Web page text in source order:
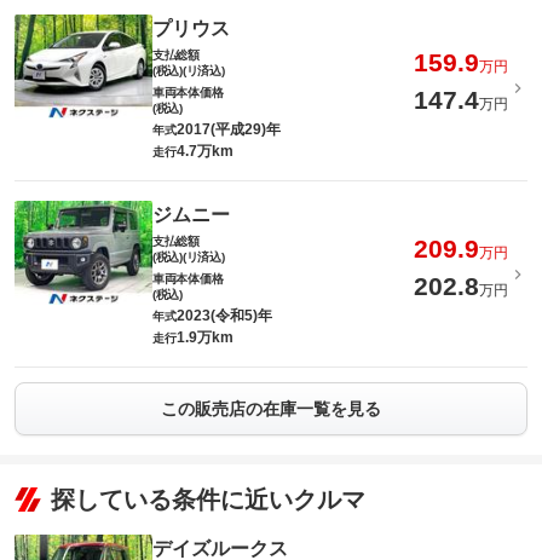
プリウス
支払総額
(税込)(リ済込)
159.9万円
車両本体価格
(税込)
147.4万円
年式2017(平成29)年
走行4.7万km
ジムニー
支払総額
(税込)(リ済込)
209.9万円
車両本体価格
(税込)
202.8万円
年式2023(令和5)年
走行1.9万km
この販売店の在庫一覧を見る
探している条件に近いクルマ
デイズルークス